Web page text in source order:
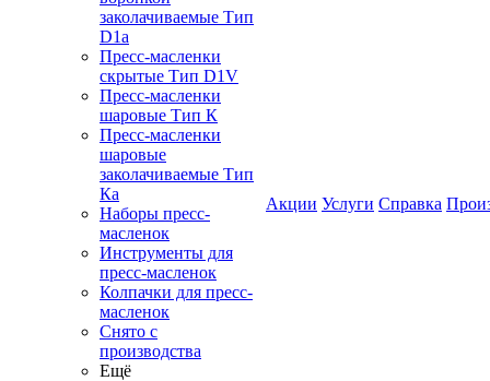
заколачиваемые Тип
D1a
Пресс-масленки
скрытые Тип D1V
Пресс-масленки
шаровые Тип К
Пресс-масленки
шаровые
заколачиваемые Тип
Кa
Наборы пресс-
масленок
Инструменты для
пресс-масленок
Колпачки для пресс-
масленок
Снято с
производства
Ещё
Акции Услуги Справка